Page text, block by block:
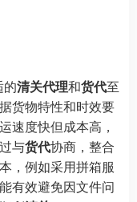
的清关代理和货代至
货物特性和时效要
速度快但成本高，
与货代协商，整合
，例如采用拼箱服
能有效避免因文件问